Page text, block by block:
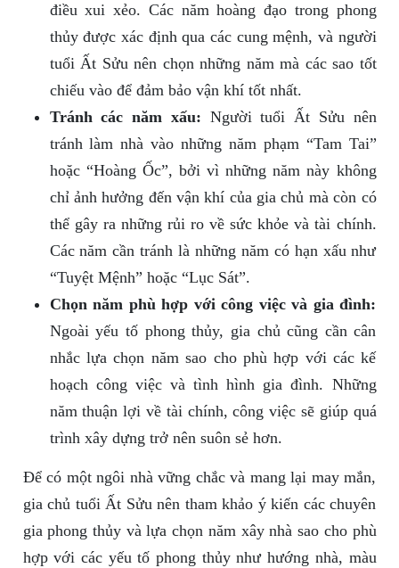
điều xui xẻo. Các năm hoàng đạo trong phong
thủy được xác định qua các cung mệnh, và người
tuổi Ất Sửu nên chọn những năm mà các sao tốt
chiếu vào để đảm bảo vận khí tốt nhất.
Tránh các năm xấu: Người tuổi Ất Sửu nên
tránh làm nhà vào những năm phạm “Tam Tai”
hoặc “Hoàng Ốc”, bởi vì những năm này không
chỉ ảnh hưởng đến vận khí của gia chủ mà còn có
thể gây ra những rủi ro về sức khỏe và tài chính.
Các năm cần tránh là những năm có hạn xấu như
“Tuyệt Mệnh” hoặc “Lục Sát”.
Chọn năm phù hợp với công việc và gia đình:
Ngoài yếu tố phong thủy, gia chủ cũng cần cân
nhắc lựa chọn năm sao cho phù hợp với các kế
hoạch công việc và tình hình gia đình. Những
năm thuận lợi về tài chính, công việc sẽ giúp quá
trình xây dựng trở nên suôn sẻ hơn.
Để có một ngôi nhà vững chắc và mang lại may mắn,
gia chủ tuổi Ất Sửu nên tham khảo ý kiến các chuyên
gia phong thủy và lựa chọn năm xây nhà sao cho phù
hợp với các yếu tố phong thủy như hướng nhà, màu